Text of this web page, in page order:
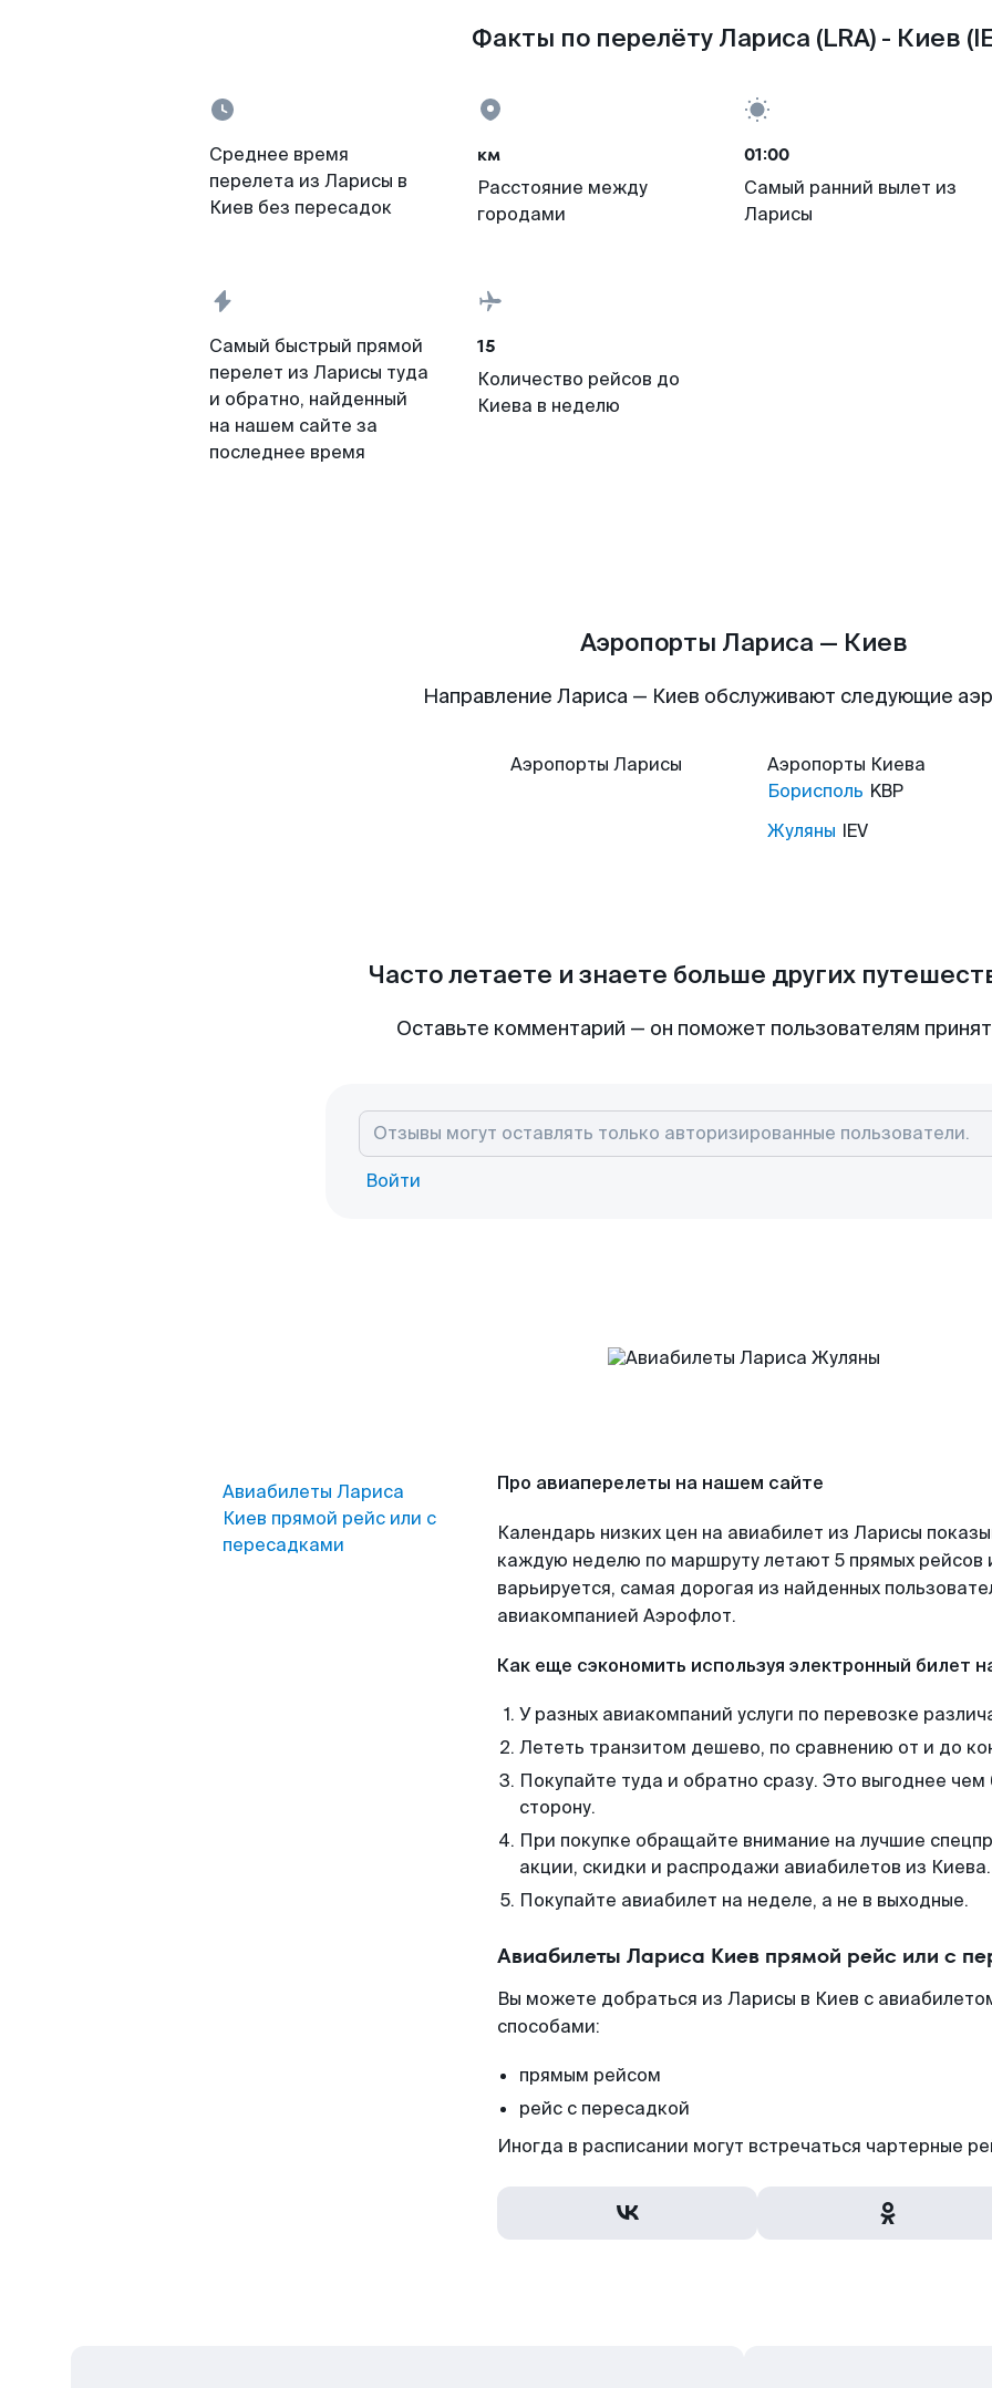
Факты по перелёту Лариса (LRA) - Киев
Среднее время
перелета из Ларисы в
Киев без пересадок
км
Расстояние между
городами
01:00
Самый ранний вылет из
Ларисы
Самый быстрый прямой
перелет из Ларисы туда
и обратно, найденный
на нашем сайте за
последнее время
15
Количество рейсов до
Киева в неделю
Аэропорты Лариса — Киев
Направление Лариса — Киев обслуживают следующие
Аэропорты Ларисы Аэропорты Киева
Борисполь KBP
Жуляны IEV
Часто летаете и знаете больше других
Оставьте комментарий — он поможет пользователям
Войти
Авиабилеты Лариса
Киев прямой рейс или с
пересадками
Про авиаперелеты на нашем сайте
Календарь низких цен на авиабилет из Ларисы
каждую неделю по маршруту летают 5 прямых рейсов
варьируется, самая дорогая из найденных
авиакомпанией Аэрофлот.
Как еще сэкономить используя электронный билет
У разных авиакомпаний услуги по перевозке
Лететь транзитом дешево, по сравнению от и до
Покупайте туда и обратно сразу. Это выгоднее
сторону.
При покупке обращайте внимание на лучшие
акции, скидки и распродажи авиабилетов из Киева.
Покупайте авиабилет на неделе, а не в выходные.
Авиабилеты Лариса Киев прямой рейс или с
Вы можете добраться из Ларисы в Киев с
способами:
прямым рейсом
рейс с пересадкой
Иногда в расписании могут встречаться чартерные